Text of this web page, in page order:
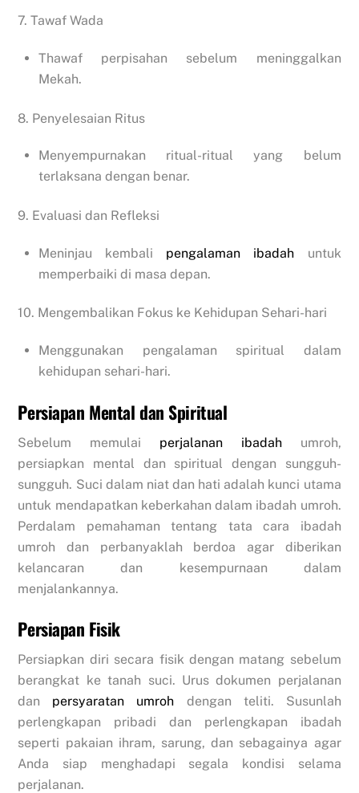
7. Tawaf Wada
Thawaf perpisahan sebelum meninggalkan
Mekah.
8. Penyelesaian Ritus
Menyempurnakan ritual-ritual yang belum
terlaksana dengan benar.
9. Evaluasi dan Refleksi
Meninjau kembali pengalaman ibadah untuk
memperbaiki di masa depan.
10. Mengembalikan Fokus ke Kehidupan Sehari-hari
Menggunakan pengalaman spiritual dalam
kehidupan sehari-hari.
Persiapan Mental dan Spiritual
Sebelum memulai perjalanan ibadahumroh,
persiapkan mental dan spiritual dengan sungguh-
sungguh. Suci dalam niat dan hati adalah kunci utama
untuk mendapatkan keberkahan dalam ibadah umroh.
Perdalam pemahaman tentang tata cara ibadah
umroh dan perbanyaklah berdoa agar diberikan
kelancaran dan kesempurnaan dalam
menjalankannya.
Persiapan Fisik
Persiapkan diri secara fisik dengan matang sebelum
berangkat ke tanah suci. Urus dokumen perjalanan
dan persyaratan umroh dengan teliti. Susunlah
perlengkapan pribadi dan perlengkapan ibadah
seperti pakaian ihram, sarung, dan sebagainya agar
Anda siap menghadapi segala kondisi selama
perjalanan.